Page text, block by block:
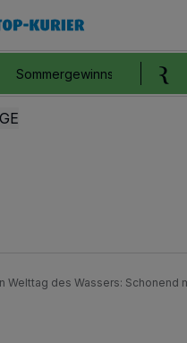
Sommergewinnspiel
Welttag des Wassers: